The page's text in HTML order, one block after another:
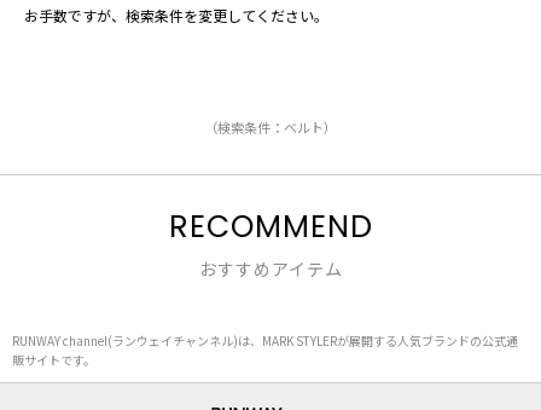
お手数ですが、検索条件を変更してください。
（検索条件：ベルト）
RECOMMEND
おすすめアイテム
RUNWAY channel(ランウェイチャンネル)は、MARK STYLERが展開する人気ブランドの公式通
販サイトです。